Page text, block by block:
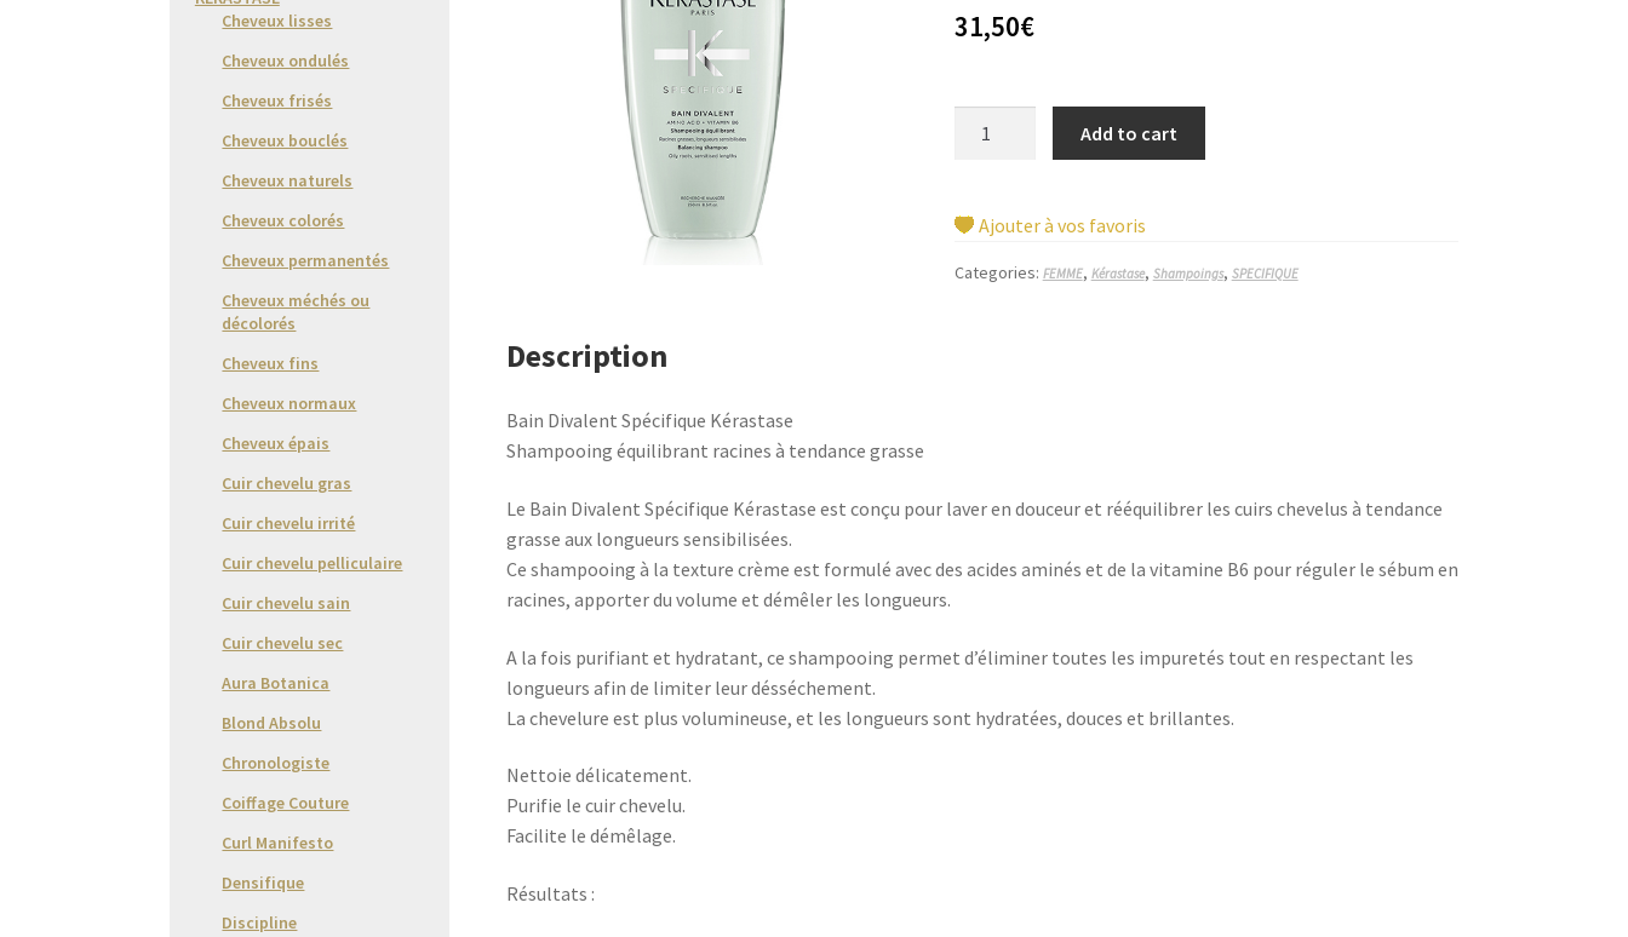
31,50€
KERASTASE
250
ml
Add to cart
Ajouter à vos favoris
Categories: FEMME, Kérastase, Shampoings, SPECIFIQUE
Description
Bain Divalent Spécifique Kérastase
Shampooing équilibrant racines à tendance grasse
Le Bain Divalent Spécifique Kérastase est conçu pour laver en douceur et rééquilibrer les cuirs chevelus à tendance
grasse aux longueurs sensibilisées.
Ce shampooing à la texture crème est formulé avec des acides aminés et de la vitamine B6 pour réguler le sébum en
racines, apporter du volume et démêler les longueurs.
A la fois purifiant et hydratant, ce shampooing permet d’éliminer toutes les impuretés tout en respectant les
longueurs afin de limiter leur désséchement.
La chevelure est plus volumineuse, et les longueurs sont hydratées, douces et brillantes.
Nettoie délicatement.
Purifie le cuir chevelu.
Facilite le démêlage.
Résultats :
Cheveux lisses
Cheveux ondulés
Cheveux frisés
Cheveux bouclés
Cheveux naturels
Cheveux colorés
Cheveux permanentés
Cheveux méchés ou
décolorés
Cheveux fins
Cheveux normaux
Cheveux épais
Cuir chevelu gras
Cuir chevelu irrité
Cuir chevelu pelliculaire
Cuir chevelu sain
Cuir chevelu sec
Aura Botanica
Blond Absolu
Chronologiste
Coiffage Couture
Curl Manifesto
Densifique
Discipline